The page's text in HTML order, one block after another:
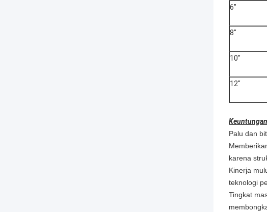
6"
8"
10"
12"
Palu dan
karena
Kinerja
teknologi
Tingkat